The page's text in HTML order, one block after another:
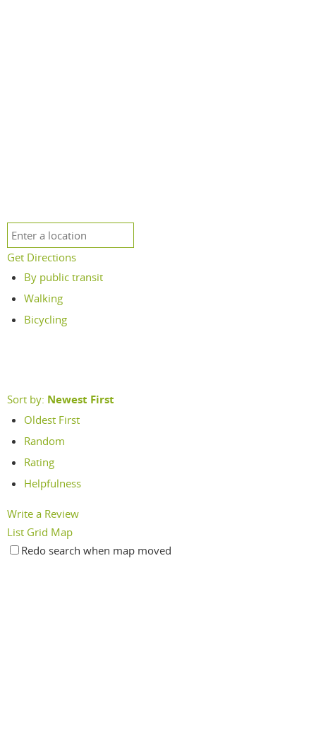
Get Directions
By public transit
Walking
Bicycling
Sort by: Newest First
Oldest First
Random
Rating
Helpfulness
Write a Review
List Grid Map
Redo search when map moved